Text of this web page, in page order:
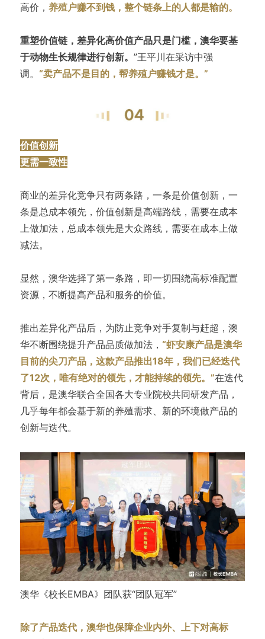
高价， 养殖户赚不到钱，整个链条上的人都是输的。
重塑价值链，差异化高价值产品只是门槛，澳华要基
于动物生长规律进行创新。 ”王平川在采访中强
调。 “卖产品不是目的，帮养殖户赚钱才是。”
价值创新
更需一致性
商业的差异化竞争只有两条路，一条是价值创新，一
条是总成本领先，价值创新是高端路线，需要在成本
上做加法，总成本领先是大众路线，需要在成本上做
减法。
显然，澳华选择了第一条路，即一切围绕高标准配置
资源，不断提高产品和服务的价值。
推出差异化产品后，为防止竞争对手复制与赶超，澳
华不断围绕提升产品品质做加法， “虾安康产品是澳华
目前的尖刀产品，这款产品推出18年，我们已经迭代
了12次，唯有绝对的领先，才能持续的领先。”在迭代
背后，是澳华联合全国各大专业院校共同研发产品，
几乎每年都会基于新的养殖需求、新的环境做产品的
创新与迭代。
澳华《校长EMBA》团队获“团队冠军”
除了产品迭代，澳华也保障企业内外、上下对高标